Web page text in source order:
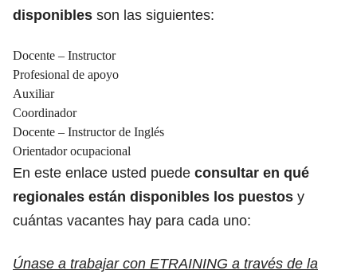
disponibles son las siguientes:
Docente – Instructor
Profesional de apoyo
Auxiliar
Coordinador
Docente – Instructor de Inglés
Orientador ocupacional
En este enlace usted puede consultar en qué
regionales están disponibles los puestos y
cuántas vacantes hay para cada uno:
Únase a trabajar con ETRAINING a través de la